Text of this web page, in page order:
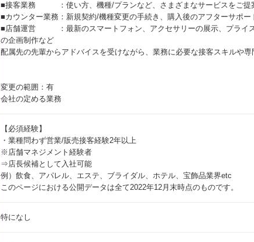
■接客業務 ：使い方、機種/プランなど、さまざまなサービスをご提
■カウンター業務：新規契約/機種変更の手続き、購入後のアフターサポ
■店舗運営 ：最新のスマートフォン、アクセサリーの展示、プライス
の企画制作など
配属先の先輩からアドバイスを受けながら、業務に必要な接客スキルや専
変更の範囲：有
会社の定める業務
【必須経験】
・業種問わず営業/販売接客経験2年以上
※店舗マネジメント経験者
⇒店長候補として入社可能
例）飲食、アパレル、エステ、ブライダル、ホテル、宝飾品業界etc
このページにおける公開データは全て2022年12月末時点のものです。
特になし